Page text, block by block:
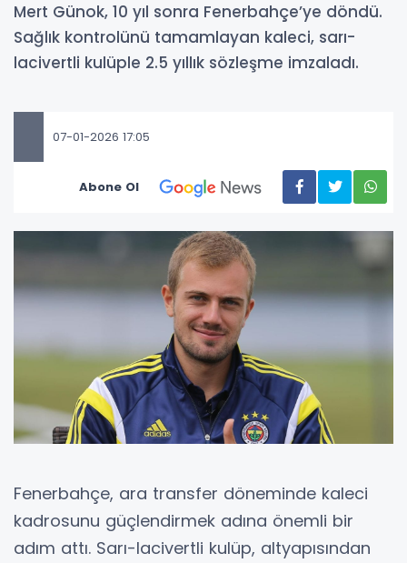
Mert Günok, 10 yıl sonra Fenerbahçe’ye döndü.
Sağlık kontrolünü tamamlayan kaleci, sarı-
lacivertli kulüple 2.5 yıllık sözleşme imzaladı.
07-01-2026 17:05
Abone Ol
Fenerbahçe, ara transfer döneminde kaleci
kadrosunu güçlendirmek adına önemli bir
adım attı. Sarı-lacivertli kulüp, altyapısından